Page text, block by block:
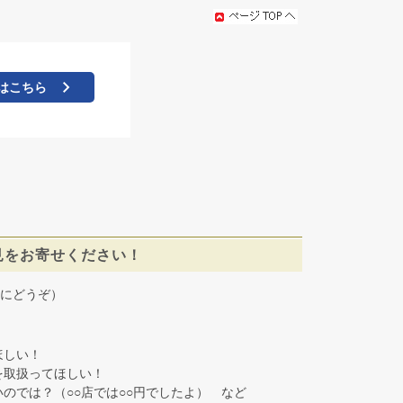
こちら
お寄せください！
どうぞ）
い！
扱ってほしい！
では？（○○店では○○円でしたよ） など